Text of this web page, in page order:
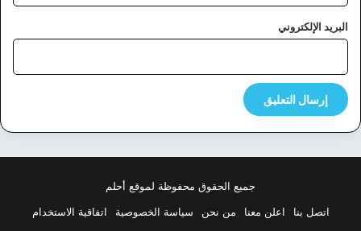
البريد الإلكتروني
جميع الحقوق محفوظة لموقع أحلم
اتصل بنا
اعلن معنا من نحن سياسة الخصوصية اتفاقية الاستخدام